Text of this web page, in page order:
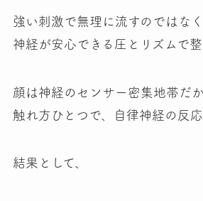
強い刺激で無理に流すのではなく
神経が安心できる圧とリズムで整
顔は神経のセンサー密集地帯だ
触れ方ひとつで、自律神経の反応
結果として、